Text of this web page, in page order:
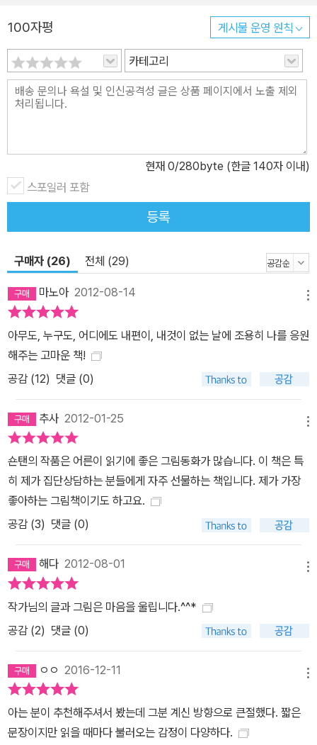
100자평 게시물 운영 원칙
카테고리
현재 0/280byte (한글 140자 이내)
스포일러 포함
등록
구매자 (26) 전체 (29)
마노아2012-08-14
아무도, 누구도, 어디에도 내편이, 내것이 없는 날에 조용히 나를 응원
해주는 고마운 책!
공감 (12) 댓글 (0)
추사 2012-01-25
숀탠의 작품은 어른이 읽기에 좋은 그림동화가 많습니다. 이 책은 특
히 제가 집단상담하는 분들에게 자주 선물하는 책입니다. 제가 가장
좋아하는 그림책이기도 하고요.
공감 (3) 댓글 (0)
해다 2012-08-01
작가님의 글과 그림은 마음을 울립니다.^^*
공감 (2) 댓글 (0)
ㅇㅇ 2016-12-11
아는 분이 추천해주셔서 봤는데 그분 계신 방향으로 큰절했다. 짧은
문장이지만 읽을 때마다 불러오는 감정이 다양하다.